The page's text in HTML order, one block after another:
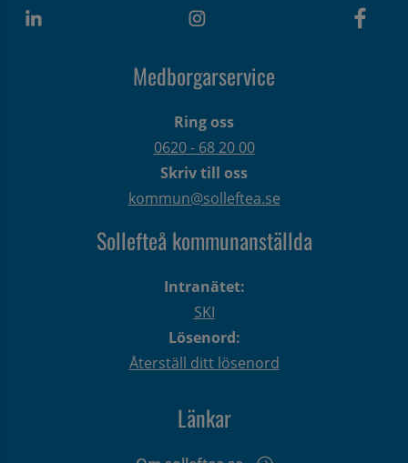
Medborgarservice
Ring oss
0620 - 68 20 00
Skriv till oss
kommun@solleftea.se
Sollefteå kommunanställda
Intranätet:
SKI
Lösenord:
Återställ ditt lösenord
Länkar